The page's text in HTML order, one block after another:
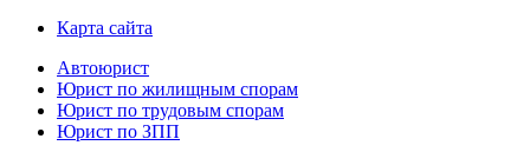
Карта сайта
Автоюрист
Юрист по жилищным спорам
Юрист по трудовым спорам
Юрист по ЗПП